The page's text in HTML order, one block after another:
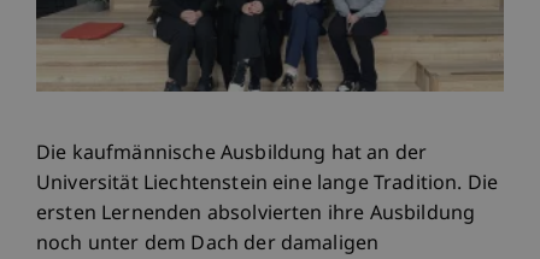
Die kaufmännische Ausbildung hat an der
Universität Liechtenstein eine lange Tradition. Die
ersten Lernenden absolvierten ihre Ausbildung
noch unter dem Dach der damaligen